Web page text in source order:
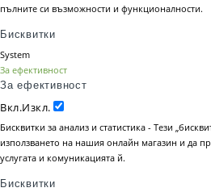
пълните си възможности и функционалности.
Бисквитки
System
За ефективност
За ефективност
Вкл.Изкл.
Бисквитки за анализ и статистика - Тези
използването на нашия онлайн магазин и да
услугата и комуникацията й.
Бисквитки